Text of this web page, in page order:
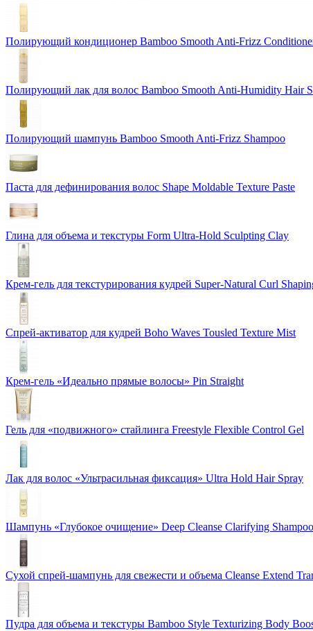
Полирующий кондиционер Bamboo Smooth Anti-Frizz
Полирующий лак для волос Bamboo Smooth Anti-Humidity Hair
Полирующий шампунь Bamboo Smooth Anti-Frizz Shampoo
Паста для дефинирования волос Shape Moldable Texture Paste
Глина для объема и текстуры Form Ultra-Hold Sculpting Clay
Крем-гель для текстурирования кудрей Super-Natural Curl
Спрей-активатор для кудрей Boho Waves Tousled Texture Mist
Крем-гель «Идеально прямые волосы» Pin Straight
Гель для «подвижного» стайлинга Freestyle Flexible Control Gel
Лак для волос «Ультрасильная фиксация» Ultra Hold Hair Spray
Шампунь «Глубокое очищение» Deep Cleanse Clarifying Shampoo
Сухой спрей-шампунь для свежести и объема Cleanse Extend
Пудра для объема и текстуры Bamboo Style Texturizing Body